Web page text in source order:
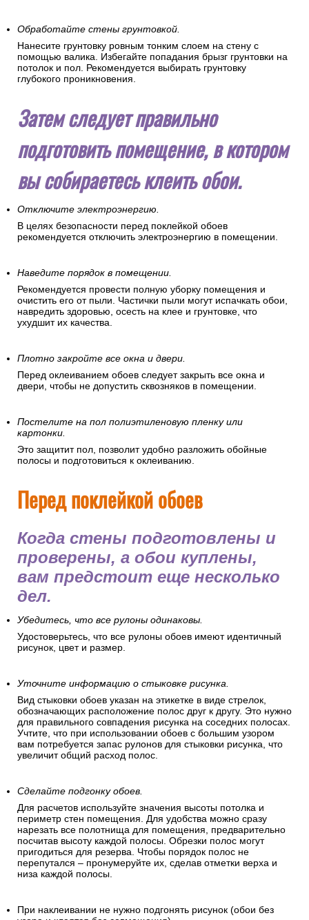
Обработайте стены грунтовкой.
Нанесите грунтовку ровным тонким слоем на стену с
помощью валика. Избегайте попадания брызг грунтовки на
потолок и пол. Рекомендуется выбирать грунтовку
глубокого проникновения.
Затем следует правильно
подготовить помещение, в котором
вы собираетесь клеить обои.
Отключите электроэнергию.
В целях безопасности перед поклейкой обоев
рекомендуется отключить электроэнергию в помещении.
Наведите порядок в помещении.
Рекомендуется провести полную уборку помещения и
очистить его от пыли. Частички пыли могут испачкать обои,
навредить здоровью, осесть на клее и грунтовке, что
ухудшит их качества.
Плотно закройте все окна и двери.
Перед оклеиванием обоев следует закрыть все окна и
двери, чтобы не допустить сквозняков в помещении.
Постелите на пол полиэтиленовую пленку или
картонки.
Это защитит пол, позволит удобно разложить обойные
полосы и подготовиться к оклеиванию.
Перед поклейкой обоев
Когда стены подготовлены и
проверены, а обои куплены,
вам предстоит еще несколько
дел.
Убедитесь, что все рулоны одинаковы.
Удостоверьтесь, что все рулоны обоев имеют идентичный
рисунок, цвет и размер.
Уточните информацию о стыковке рисунка.
Вид стыковки обоев указан на этикетке в виде стрелок,
обозначающих расположение полос друг к другу. Это нужно
для правильного совпадения рисунка на соседних полосах.
Учтите, что при использовании обоев с большим узором
вам потребуется запас рулонов для стыковки рисунка, что
увеличит общий расход полос.
Сделайте подгонку обоев.
Для расчетов используйте значения высоты потолка и
периметр стен помещения. Для удобства можно сразу
нарезать все полотнища для помещения, предварительно
посчитав высоту каждой полосы. Обрезки полос могут
пригодиться для резерва. Чтобы порядок полос не
перепутался – пронумеруйте их, сделав отметки верха и
низа каждой полосы.
При наклеивании не нужно подгонять рисунок (обои без